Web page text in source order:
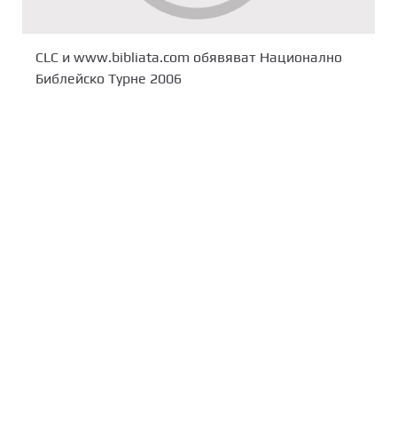
CLC и www.bibliata.com обявяват Национално
Библейско Турне 2006